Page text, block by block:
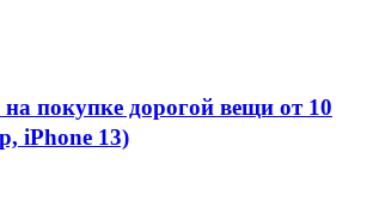
покупке дорогой вещи от 10
iPhone 13)